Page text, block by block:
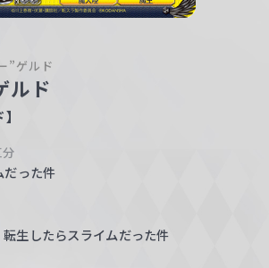
”ゲルド
ルド
だった件
生したらスライムだった件